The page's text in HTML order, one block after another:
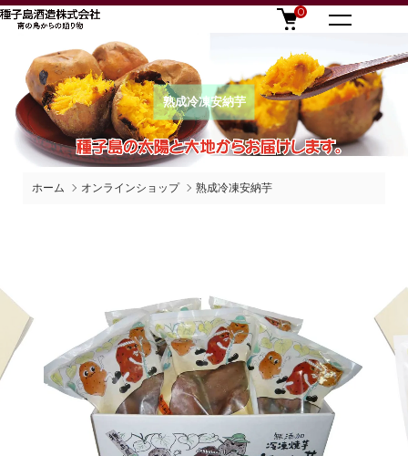
0
熟成冷凍安納芋
ホーム オンラインショップ 熟成冷凍安納芋